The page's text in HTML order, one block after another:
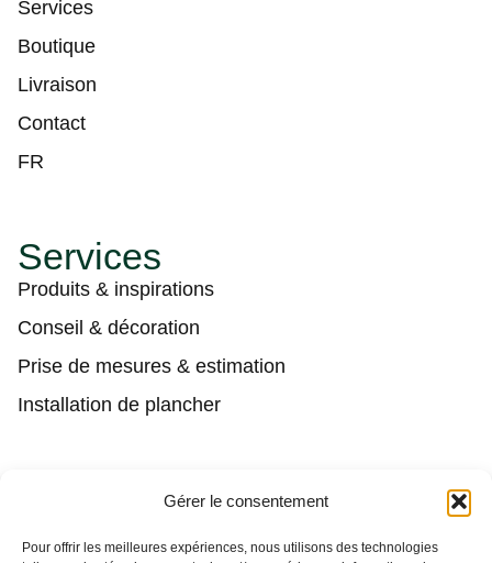
Gérer le consentement
Pour offrir les meilleures expériences, nous utilisons des technologies
Services
Boutique
Livraison
Contact
FR
Services
Produits & inspirations
Conseil & décoration
Prise de mesures & estimation
Installation de plancher